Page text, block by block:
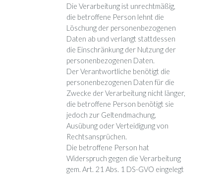
Die Verarbeitung ist unrechtmäßig,
die betroffene Person lehnt die
Löschung der personenbezogenen
Daten ab und verlangt stattdessen
die Einschränkung der Nutzung der
personenbezogenen Daten.
Der Verantwortliche benötigt die
personenbezogenen Daten für die
Zwecke der Verarbeitung nicht länger,
die betroffene Person benötigt sie
jedoch zur Geltendmachung,
Ausübung oder Verteidigung von
Rechtsansprüchen.
Die betroffene Person hat
Widerspruch gegen die Verarbeitung
gem. Art. 21 Abs. 1 DS-GVO eingelegt